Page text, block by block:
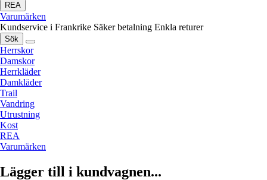
REA
Varumärken
Kundservice i Frankrike Säker betalning Enkla returer
Sök
Herrskor
Damskor
Herrkläder
Damkläder
Trail
Vandring
Utrustning
Kost
REA
Varumärken
Lägger till i kundvagnen...